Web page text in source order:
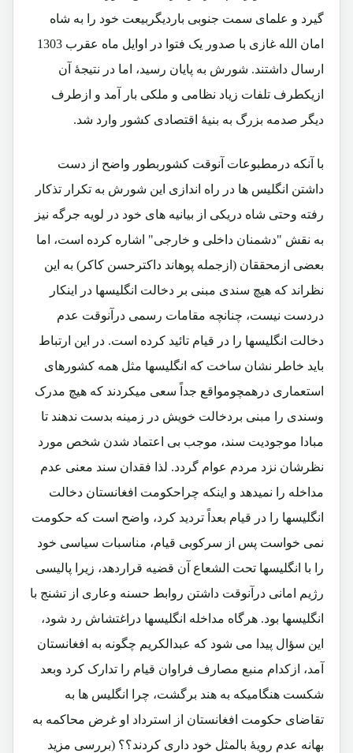
گیرد و علمای سمت جنوبی باردیگربیعت خود را به شاه
امان الله غازی با صدور یک فتوا در اوایل ماه عقرب 1303
ارسال داشتند. شورش به پایان رسید، اما در نتیجۀ آن
ازیکطرف تلفات زیاد نظامی و ملکی بار آمد و ازطرف
دیگر صدمه بزرگ به بنیۀ اقتصادی کشور وارد شد.
با آنکه درمطبوعات آنوقت کشوربطور واضح از دست
داشتن انگلیس ها در راه اندازی این شورش به تکرار تذکار
رفته وحتی شاه دریکی از بیانیه های خود در لویه جرگه نیز
به نقش "دشمنان داخلی و خارجی" اشاره کرده است، اما
بعضی ازمحققان (ازجمله پوهاند داکترحسن کاکر) به این
نظراند که هیچ سندی مبنی بر دخالت انگلیسها در اینکار
دردست نیست، چنانچه مقامات رسمی درآنوقت عدم
دخالت انگلیسها را در قیام تائید کرده است. در این ارتباط
باید خاطر نشان ساخت که انگلیسها مثل همه کشورهای
استعماری درهمچومواقع جداً سعی میکردند که هیچ مدرک
وسندی را مبنی بردخالت خویش در زمینه بدست ندهند تا
مبادا موجودیت سند، موجب بی اعتماد شدن شخص مورد
نظرشان نزد مردم عوام گردد. لذا فقدان سند معنی عدم
مداخله را نمیدهد و اینکه چراحکومت افغانستان دخالت
انگلیسها را در قیام بعداً تردید کرد، واضح است که حکومت
نمی خواست پس از سرکوبی قیام، مناسبات سیاسی خود
را با انگلیسها تحت الشعاع آن قضیه قراردهد، زیرا پالیسی
رژیم امانی درآنوقت داشتن روابط حسنه وعاری از تشنج با
انگلیسها بود. هرگاه مداخله انگلیسها دراغتشاش رد شود،
این سؤال پیدا می شود که عبدالکریم چگونه به افغانستان
آمد، ازکدام منبع مصارف فراوان قیام را تدارک کرد وبعد
شکست هنگامیکه به هند برگشت، چرا انگلیس ها به
تقاضای حکومت افغانستان از استرداد او غرض محاکمه به
بهانه عدم رویۀ بالمثل خود داری کردند؟؟ (بررسی مزید